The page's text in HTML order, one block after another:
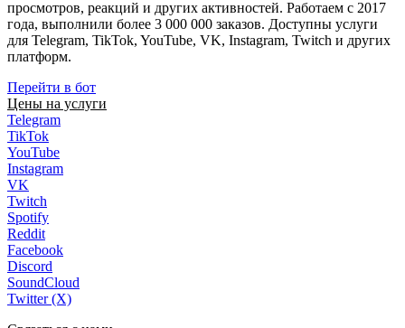
просмотров, реакций и других активностей. Работаем с 2017
года, выполнили более 3 000 000 заказов. Доступны услуги
для Telegram, TikTok, YouTube, VK, Instagram, Twitch и других
платформ.
Перейти в бот
Цены на услуги
Telegram
TikTok
YouTube
Instagram
VK
Twitch
Spotify
Reddit
Facebook
Discord
SoundCloud
Twitter (X)